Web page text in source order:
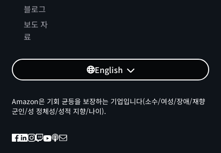
블로그
보도 자
료
English
Amazon은 기회 균등을 보장하는 기업입니다(소수/여성/장애/재향
군인/성 정체성/성적 지향/나이).